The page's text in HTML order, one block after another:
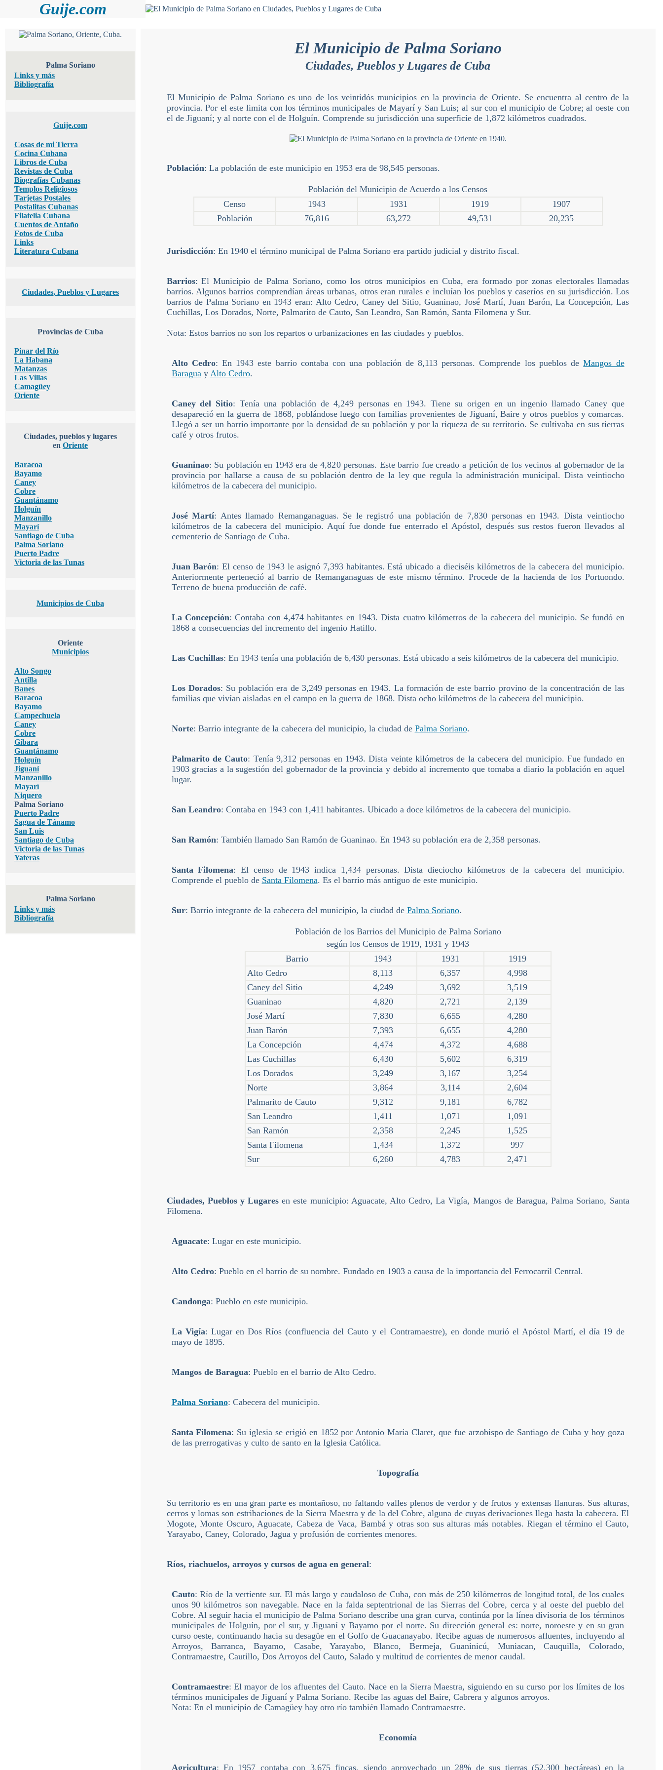
Guije.com
Palma Soriano
Links y más
Bibliografía
Guije.com
Cosas de mi Tierra
Cocina Cubana
Libros de Cuba
Revistas de Cuba
Biografías Cubanas
Templos Religiosos
Tarjetas Postales
Postalitas Cubanas
Filatelia Cubana
Cuentos de Antaño
Fotos de Cuba
Links
Literatura Cubana
Ciudades, Pueblos y Lugares
Provincias de Cuba
Pinar del Río
La Habana
Matanzas
Las Villas
Camagüey
Oriente
Ciudades, pueblos y lugares
en Oriente
Baracoa
Bayamo
Caney
Cobre
Guantánamo
Holguín
Manzanillo
Mayarí
Santiago de Cuba
Palma Soriano
Puerto Padre
Victoria de las Tunas
Municipios de Cuba
Oriente
Municipios
Alto Songo
Antilla
Banes
Baracoa
Bayamo
Campechuela
Caney
Cobre
Gibara
Guantánamo
Holguín
Jiguaní
Manzanillo
Mayarí
Niquero
Palma Soriano
Puerto Padre
Sagua de Tánamo
San Luis
Santiago de Cuba
Victoria de las Tunas
Yateras
Palma Soriano
Links y más
Bibliografía
El Municipio de Palma Soriano
Ciudades, Pueblos y Lugares de Cuba
El Municipio de Palma Soriano es uno de los veintidós municipios en la provincia de Oriente. Se encuentra al centro de la
provincia. Por el este limita con los términos municipales de Mayarí y San Luis; al sur con el municipio de Cobre; al oeste con
el de Jiguaní; y al norte con el de Holguín. Comprende su jurisdicción una superficie de 1,872 kilómetros cuadrados.
Población: La población de este municipio en 1953 era de 98,545 personas.
Población del Municipio de Acuerdo a los Censos
Censo
1943 1931 1919
1907
Población
76,816 63,272 49,531 20,235
Jurisdicción: En 1940 el término municipal de Palma Soriano era partido judicial y distrito fiscal.
Barrios: El Municipio de Palma Soriano, como los otros municipios en Cuba, era formado por zonas electorales llamadas
barrios. Algunos barrios comprendían áreas urbanas, otros eran rurales e incluían los pueblos y caseríos en su jurisdicción. Los
barrios de Palma Soriano en 1943 eran: Alto Cedro, Caney del Sitio, Guaninao, José Martí, Juan Barón, La Concepción, Las
Cuchillas, Los Dorados, Norte, Palmarito de Cauto, San Leandro, San Ramón, Santa Filomena y Sur.
Nota: Estos barrios no son los repartos o urbanizaciones en las ciudades y pueblos.
Alto Cedro: En 1943 este barrio contaba con una población de 8,113 personas. Comprende los pueblos deMangos de
Baraguay Alto Cedro.
Caney del Sitio: Tenía una población de 4,249 personas en 1943. Tiene su origen en un ingenio llamado Caney que
desapareció en la guerra de 1868, poblándose luego con familias provenientes de Jiguaní, Baire y otros pueblos y comarcas.
Llegó a ser un barrio importante por la densidad de su población y por la riqueza de su territorio. Se cultivaba en sus tierras
café y otros frutos.
Guaninao: Su población en 1943 era de 4,820 personas. Este barrio fue creado a petición de los vecinos al gobernador de la
provincia por hallarse a causa de su población dentro de la ley que regula la administración municipal. Dista veintiocho
kilómetros de la cabecera del municipio.
José Martí: Antes llamado Remanganaguas. Se le registró una población de 7,830 personas en 1943. Dista veintiocho
kilómetros de la cabecera del municipio. Aquí fue donde fue enterrado el Apóstol, después sus restos fueron llevados al
cementerio de Santiago de Cuba.
Juan Barón: El censo de 1943 le asignó 7,393 habitantes. Está ubicado a dieciséis kilómetros de la cabecera del municipio.
Anteriormente perteneció al barrio de Remanganaguas de este mismo término. Procede de la hacienda de los Portuondo.
Terreno de buena producción de café.
La Concepción: Contaba con 4,474 habitantes en 1943. Dista cuatro kilómetros de la cabecera del municipio. Se fundó en
1868 a consecuencias del incremento del ingenio Hatillo.
Las Cuchillas: En 1943 tenía una población de 6,430 personas. Está ubicado a seis kilómetros de la cabecera del municipio.
Los Dorados: Su población era de 3,249 personas en 1943. La formación de este barrio provino de la concentración de las
familias que vivían aisladas en el campo en la guerra de 1868. Dista ocho kilómetros de la cabecera del municipio.
Norte: Barrio integrante de la cabecera del municipio, la ciudad de Palma Soriano.
Palmarito de Cauto: Tenía 9,312 personas en 1943. Dista veinte kilómetros de la cabecera del municipio. Fue fundado en
1903 gracias a la sugestión del gobernador de la provincia y debido al incremento que tomaba a diario la población en aquel
lugar.
San Leandro: Contaba en 1943 con 1,411 habitantes. Ubicado a doce kilómetros de la cabecera del municipio.
San Ramón: También llamado San Ramón de Guaninao. En 1943 su población era de 2,358 personas.
Santa Filomena: El censo de 1943 indica 1,434 personas. Dista dieciocho kilómetros de la cabecera del municipio.
Comprende el pueblo de Santa Filomena. Es el barrio más antiguo de este municipio.
Sur: Barrio integrante de la cabecera del municipio, la ciudad de Palma Soriano.
Población de los Barrios del Municipio de Palma Soriano
según los Censos de 1919, 1931 y 1943
Barrio
1943 1931
1919
Alto Cedro
8,113 6,357
4,998
Caney del Sitio
4,249 3,692
3,519
Guaninao
4,820 2,721
2,139
José Martí
7,830 6,655
4,280
Juan Barón
7,393 6,655
4,280
La Concepción
4,474 4,372
4,688
Las Cuchillas
6,430 5,602
6,319
Los Dorados
3,249 3,167
3,254
Norte
3,864 3,114
2,604
Palmarito de Cauto
9,312 9,181
6,782
San Leandro
1,411 1,071
1,091
San Ramón
2,358 2,245
1,525
Santa Filomena
1,434 1,372
997
Sur
6,260 4,783 2,471
Ciudades, Pueblos y Lugares en este municipio: Aguacate, Alto Cedro, La Vigía, Mangos de Baragua, Palma Soriano, Santa
Filomena.
Aguacate: Lugar en este municipio.
Alto Cedro: Pueblo en el barrio de su nombre. Fundado en 1903 a causa de la importancia del Ferrocarril Central.
Candonga: Pueblo en este municipio.
La Vigía: Lugar en Dos Ríos (confluencia del Cauto y el Contramaestre), en donde murió el Apóstol Martí, el día 19 de
mayo de 1895.
Mangos de Baragua: Pueblo en el barrio de Alto Cedro.
Palma Soriano: Cabecera del municipio.
Santa Filomena: Su iglesia se erigió en 1852 por Antonio María Claret, que fue arzobispo de Santiago de Cuba y hoy goza
de las prerrogativas y culto de santo en la Iglesia Católica.
Topografía
Su territorio es en una gran parte es montañoso, no faltando valles plenos de verdor y de frutos y extensas llanuras. Sus alturas,
cerros y lomas son estribaciones de la Sierra Maestra y de la del Cobre, alguna de cuyas derivaciones llega hasta la cabecera. El
Mogote, Monte Oscuro, Aguacate, Cabeza de Vaca, Bambá y otras son sus alturas más notables. Riegan el término el Cauto,
Yarayabo, Caney, Colorado, Jagua y profusión de corrientes menores.
Ríos, riachuelos, arroyos y cursos de agua en general:
Cauto: Río de la vertiente sur. El más largo y caudaloso de Cuba, con más de 250 kilómetros de longitud total, de los cuales
unos 90 kilómetros son navegable. Nace en la falda septentrional de las Sierras del Cobre, cerca y al oeste del pueblo del
Cobre. Al seguir hacia el municipio de Palma Soriano describe una gran curva, continúa por la línea divisoria de los términos
municipales de Holguín, por el sur, y Jiguaní y Bayamo por el norte. Su dirección general es: norte, noroeste y en su gran
curso oeste, continuando hacia su desagüe en el Golfo de Guacanayabo. Recibe aguas de numerosos afluentes, incluyendo al
Arroyos, Barranca, Bayamo, Casabe, Yarayabo, Blanco, Bermeja, Guaninicú, Muniacan, Cauquilla, Colorado,
Contramaestre, Cautillo, Dos Arroyos del Cauto, Salado y multitud de corrientes de menor caudal.
Contramaestre: El mayor de los afluentes del Cauto. Nace en la Sierra Maestra, siguiendo en su curso por los límites de los
términos municipales de Jiguaní y Palma Soriano. Recibe las aguas del Baire, Cabrera y algunos arroyos.
Nota: En el municipio de Camagüey hay otro río también llamado Contramaestre.
Economía
Agricultura: En 1957 contaba con 3,675 fincas, siendo aprovechado un 28% de sus tierras (52,300 hectáreas) en la